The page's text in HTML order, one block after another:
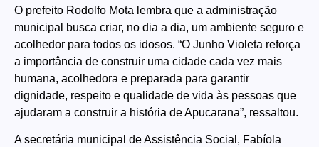
O prefeito Rodolfo Mota lembra que a administração
municipal busca criar, no dia a dia, um ambiente seguro e
acolhedor para todos os idosos. “O Junho Violeta reforça
a importância de construir uma cidade cada vez mais
humana, acolhedora e preparada para garantir
dignidade, respeito e qualidade de vida às pessoas que
ajudaram a construir a história de Apucarana”, ressaltou.
A secretária municipal de Assistência Social, Fabíola